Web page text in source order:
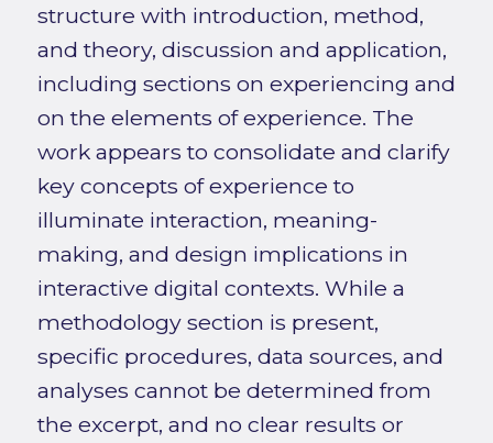
structure with introduction, method,
and theory, discussion and application,
including sections on experiencing and
on the elements of experience. The
work appears to consolidate and clarify
key concepts of experience to
illuminate interaction, meaning-
making, and design implications in
interactive digital contexts. While a
methodology section is present,
specific procedures, data sources, and
analyses cannot be determined from
the excerpt, and no clear results or